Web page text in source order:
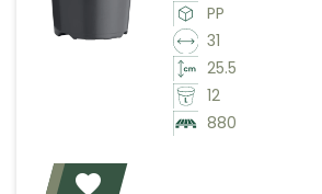
PP
31
25.5
12
880